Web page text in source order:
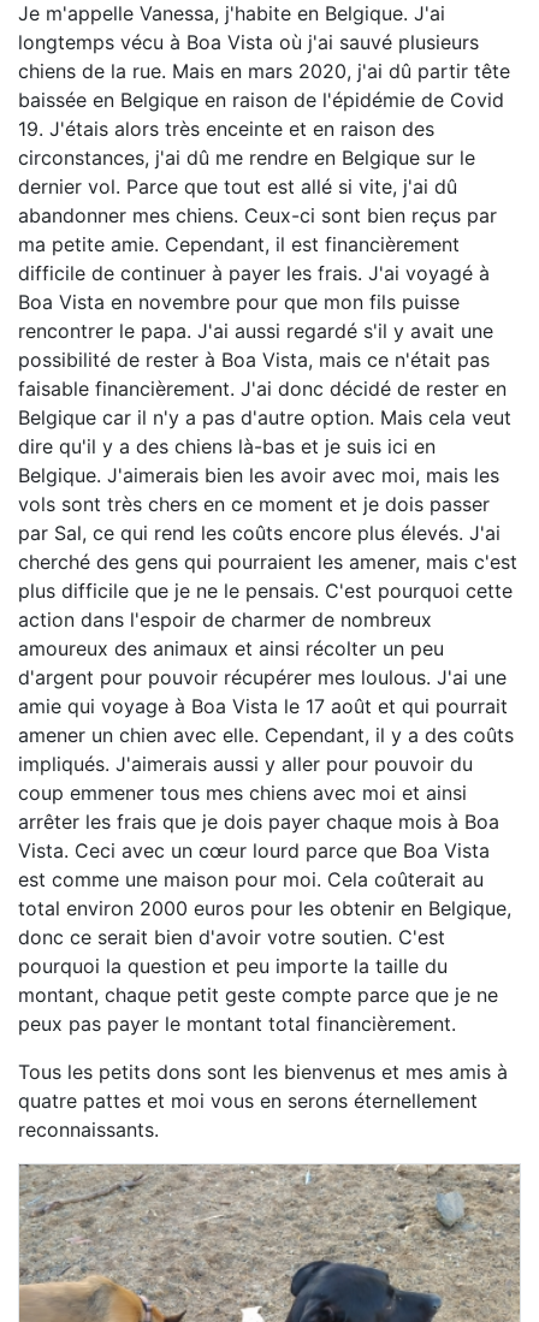
Je m'appelle Vanessa, j'habite en Belgique. J'ai
longtemps vécu à Boa Vista où j'ai sauvé plusieurs
chiens de la rue. Mais en mars 2020, j'ai dû partir tête
baissée en Belgique en raison de l'épidémie de Covid
19. J'étais alors très enceinte et en raison des
circonstances, j'ai dû me rendre en Belgique sur le
dernier vol. Parce que tout est allé si vite, j'ai dû
abandonner mes chiens. Ceux-ci sont bien reçus par
ma petite amie. Cependant, il est financièrement
difficile de continuer à payer les frais. J'ai voyagé à
Boa Vista en novembre pour que mon fils puisse
rencontrer le papa. J'ai aussi regardé s'il y avait une
possibilité de rester à Boa Vista, mais ce n'était pas
faisable financièrement. J'ai donc décidé de rester en
Belgique car il n'y a pas d'autre option. Mais cela veut
dire qu'il y a des chiens là-bas et je suis ici en
Belgique. J'aimerais bien les avoir avec moi, mais les
vols sont très chers en ce moment et je dois passer
par Sal, ce qui rend les coûts encore plus élevés. J'ai
cherché des gens qui pourraient les amener, mais c'est
plus difficile que je ne le pensais. C'est pourquoi cette
action dans l'espoir de charmer de nombreux
amoureux des animaux et ainsi récolter un peu
d'argent pour pouvoir récupérer mes loulous. J'ai une
amie qui voyage à Boa Vista le 17 août et qui pourrait
amener un chien avec elle. Cependant, il y a des coûts
impliqués. J'aimerais aussi y aller pour pouvoir du
coup emmener tous mes chiens avec moi et ainsi
arrêter les frais que je dois payer chaque mois à Boa
Vista. Ceci avec un cœur lourd parce que Boa Vista
est comme une maison pour moi. Cela coûterait au
total environ 2000 euros pour les obtenir en Belgique,
donc ce serait bien d'avoir votre soutien. C'est
pourquoi la question et peu importe la taille du
montant, chaque petit geste compte parce que je ne
peux pas payer le montant total financièrement.
Tous les petits dons sont les bienvenus et mes amis à
quatre pattes et moi vous en serons éternellement
reconnaissants.